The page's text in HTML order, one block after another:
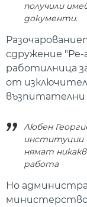
получили
документи.
сдружение "Ре-
работилница
от
Любен
институции
нямат
работа
Но
министерство